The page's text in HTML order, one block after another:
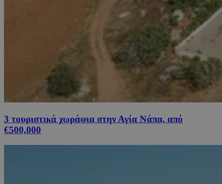
3 τουριστικά χωράφια στην Αγία Νάπα, από
€500,000